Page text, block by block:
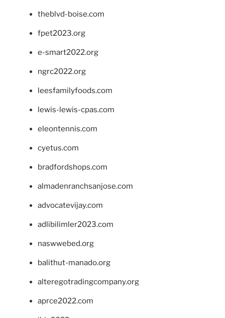
theblvd-boise.com
fpet2023.org
e-smart2022.org
ngrc2022.org
leesfamilyfoods.com
lewis-lewis-cpas.com
eleontennis.com
cyetus.com
bradfordshops.com
almadenranchsanjose.com
advocatevijay.com
adlibilimler2023.com
naswwebed.org
balithut-manado.org
alteregotradingcompany.org
aprce2022.com